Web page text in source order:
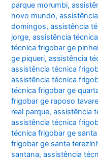
parque morumbi,
novo mundo,
domingos,assistência
jorge,assistência
técnica frigobar ge
ge piqueri,assistência
assistência técnica
assistência técnica
técnica frigobar ge
frigobar ge raposo
real parque,assistência
assistência técnica
técnica frigobar ge santa
frigobar ge santa
santana,assistência